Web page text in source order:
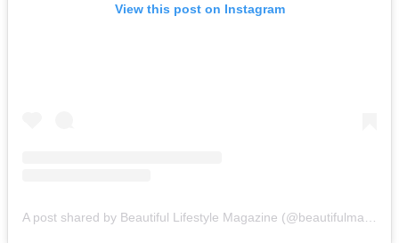
View this post on Instagram